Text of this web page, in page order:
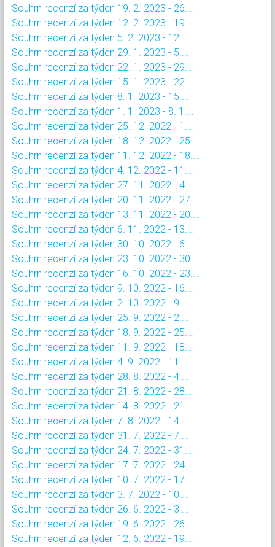
Souhrn recenzí za týden 19. 2. 2023 - 26....
Souhrn recenzí za týden 12. 2. 2023 - 19....
Souhrn recenzí za týden 5. 2. 2023 - 12....
Souhrn recenzí za týden 29. 1. 2023 - 5....
Souhrn recenzí za týden 22. 1. 2023 - 29....
Souhrn recenzí za týden 15. 1. 2023 - 22....
Souhrn recenzí za týden 8. 1. 2023 - 15....
Souhrn recenzí za týden 1. 1. 2023 - 8. 1....
Souhrn recenzí za týden 25. 12. 2022 - 1....
Souhrn recenzí za týden 18. 12. 2022 - 25....
Souhrn recenzí za týden 11. 12. 2022 - 18....
Souhrn recenzí za týden 4. 12. 2022 - 11....
Souhrn recenzí za týden 27. 11. 2022 - 4....
Souhrn recenzí za týden 20. 11. 2022 - 27....
Souhrn recenzí za týden 13. 11. 2022 - 20....
Souhrn recenzí za týden 6. 11. 2022 - 13....
Souhrn recenzí za týden 30. 10. 2022 - 6....
Souhrn recenzí za týden 23. 10. 2022 - 30....
Souhrn recenzí za týden 16. 10. 2022 - 23....
Souhrn recenzí za týden 9. 10. 2022 - 16....
Souhrn recenzí za týden 2. 10. 2022 - 9....
Souhrn recenzí za týden 25. 9. 2022 - 2....
Souhrn recenzí za týden 18. 9. 2022 - 25....
Souhrn recenzí za týden 11. 9. 2022 - 18....
Souhrn recenzí za týden 4. 9. 2022 - 11....
Souhrn recenzí za týden 28. 8. 2022 - 4....
Souhrn recenzí za týden 21. 8. 2022 - 28....
Souhrn recenzí za týden 14. 8. 2022 - 21....
Souhrn recenzí za týden 7. 8. 2022 - 14....
Souhrn recenzí za týden 31. 7. 2022 - 7....
Souhrn recenzí za týden 24. 7. 2022 - 31....
Souhrn recenzí za týden 17. 7. 2022 - 24....
Souhrn recenzí za týden 10. 7. 2022 - 17....
Souhrn recenzí za týden 3. 7. 2022 - 10....
Souhrn recenzí za týden 26. 6. 2022 - 3....
Souhrn recenzí za týden 19. 6. 2022 - 26....
Souhrn recenzí za týden 12. 6. 2022 - 19....